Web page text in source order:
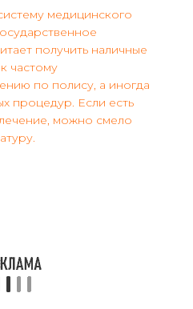
медицинского
получить наличные
частому
по полису, а иногда
процедур. Если есть
можно смело